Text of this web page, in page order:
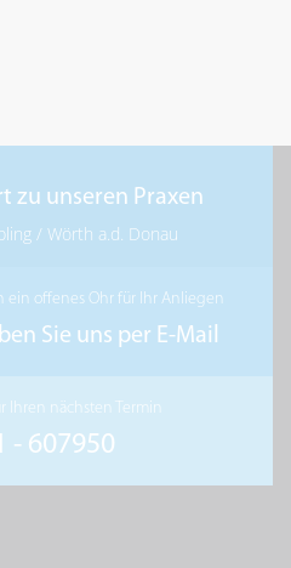
zu unseren Praxen
/Wörth a.d. Donau
ein offenes Ohr für Ihr Anliegen
Sie uns per E-Mail
Ihren nächsten Termin
- 607950